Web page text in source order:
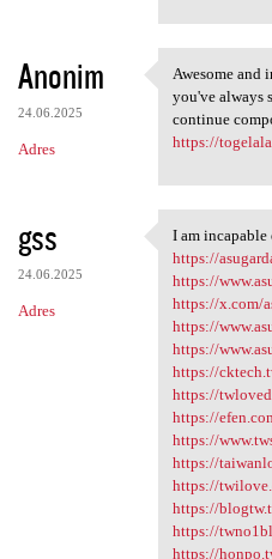
Anonim
24.06.2025
Adres
Awesome
Awesome and
you've always
continue
https://
gss
24.06.2025
Adres
I am
I am
https://
https://
https://x.com/
https://
https://
https://
https://
https://
https://
https://
https://
https://
https://
https://